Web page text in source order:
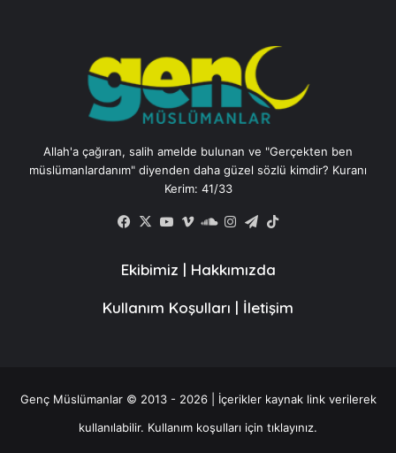
Allah'a çağıran, salih amelde bulunan ve "Gerçekten ben
müslümanlardanım" diyenden daha güzel sözlü kimdir? Kuranı
Kerim: 41/33
Facebook
X YouTube
VimeoSoundCloud
Instagram
Telegram
Ekibimiz | Hakkımızda
Kullanım Koşulları | İletişim
Genç Müslümanlar © 2013 - 2026 | İçerikler kaynak link verilerek
kullanılabilir. Kullanım koşulları için tıklayınız.